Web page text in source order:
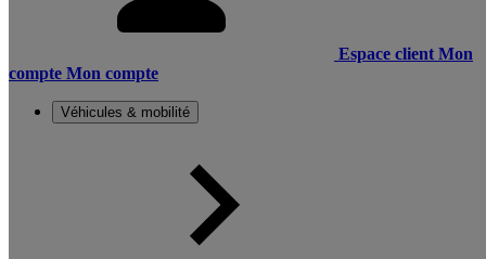
Espace client Mon
compte Mon compte
Véhicules & mobilité